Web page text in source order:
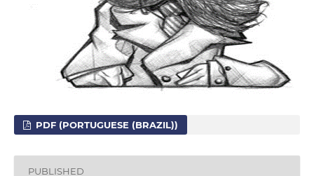
PDF (PORTUGUESE (BRAZIL))
PUBLISHED